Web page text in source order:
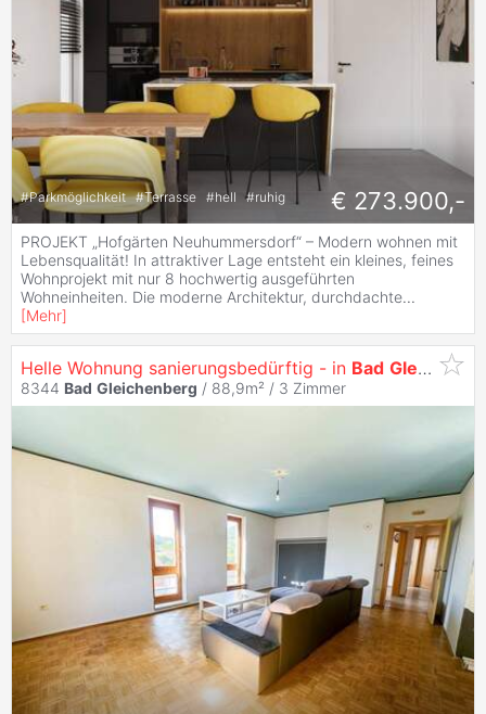
#Parkmöglichkeit #Terrasse #hell #ruhig € 273.900,-
PROJEKT „Hofgärten Neuhummersdorf“ – Modern wohnen mit
Lebensqualität! In attraktiver Lage entsteht ein kleines, feines
Wohnprojekt mit nur 8 hochwertig ausgeführten
Wohneinheiten. Die moderne Architektur, durchdachte...
[Mehr]
Helle Wohnung sanierungsbedürftig - in Bad Gleichenberg
8344 Bad Gleichenberg / 88,9m² / 3 Zimmer